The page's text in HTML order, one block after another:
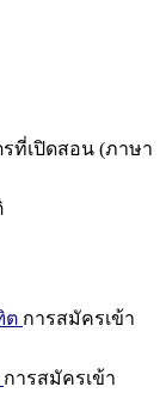
ที่เปิดสอน (ภาษา
ต การสมัครเข้า
การสมัครเข้า